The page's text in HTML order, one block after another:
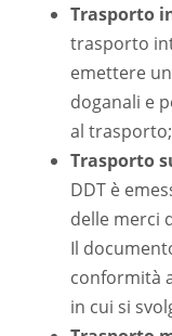
Trasporto
trasporto
emettere
doganali e
al trasporto;
Trasporto
DDT è
delle merci
Il
conformità
in cui si